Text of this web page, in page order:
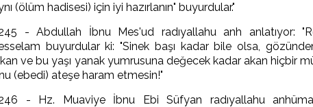
(ölüm hadisesi) için iyi hazırlanın" buyurdular."
- Abdullah İbnu Mes'ud radıyallahu anh anlatıyor:
buyurdular ki: "Sinek başı kadar bile olsa,
ve bu yaşı yanak yumrusuna değecek kadar akan hiçbir
(ebedi) ateşe haram etmesin!"
- Hz. Muaviye İbnu Ebi Süfyan radıyallahu anhüma